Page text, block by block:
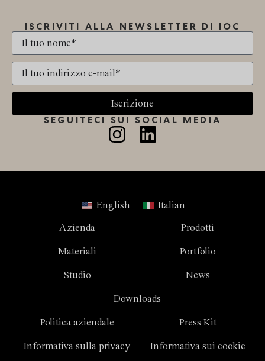
ISCRIVITI ALLA NEWSLETTER DI IOC
Iscrizione
SEGUITECI SUI SOCIAL MEDIA
Politica aziendale Press Kit
Informativa sulla privacy Informativa sui cookie
English Italian
Azienda Prodotti
Materiali Portfolio
Studio News
Downloads